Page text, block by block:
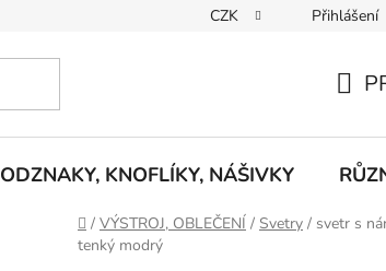
Podmínky ochrany
CZK Přihlášení
ODZNAKY, KNOFLÍKY, NÁŠIVKY
Domů
/ VÝSTROJ, OBLEČENÍ / Svetry / svetr s
tenký modrý